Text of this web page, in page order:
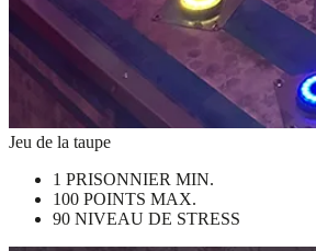
Jeu de la taupe
1 PRISONNIER MIN.
100 POINTS MAX.
90 NIVEAU DE STRESS